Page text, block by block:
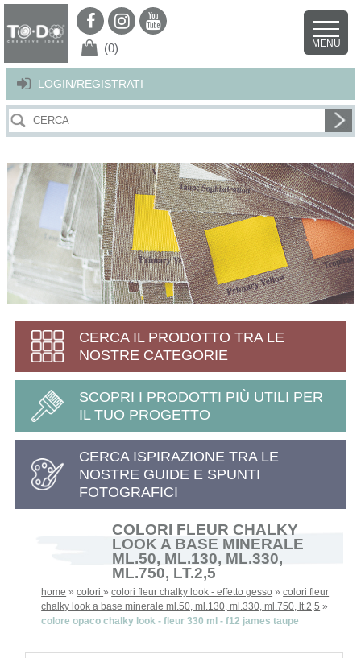
Per offrirti il miglior servizio possibile questo sito utilizza i cookies.
Continuando la navigazione nel sito autorizzi l’uso dei cookies. Per ulteriori
LOGIN/REGISTRATI
(0) MENU
CERCA IL PRODOTTO TRA LE
NOSTRE CATEGORIE
SCOPRI I PRODOTTI PIÙ UTILI PER
IL TUO PROGETTO
CERCA ISPIRAZIONE TRA LE
NOSTRE GUIDE E SPUNTI
FOTOGRAFICI
COLORI FLEUR CHALKY
LOOK A BASE MINERALE
ML.50, ML.130, ML.330,
ML.750, LT.2,5
home »colori»colori fleur chalky look - effetto gesso »colori fleur
chalky look a base minerale ml.50, ml.130, ml.330, ml.750, lt.2,5 »
colore opaco chalky look - fleur 330 ml - f12 james taupe